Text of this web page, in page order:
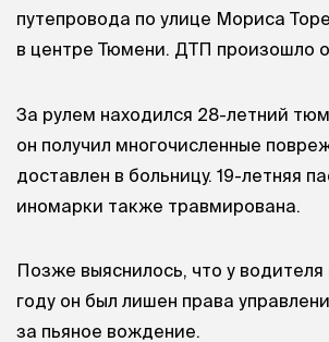
путепровода по улице Мориса
в центре Тюмени. ДТП произошло
За рулем находился 28-летний
он получил многочисленные
доставлен в больницу. 19-летняя
иномарки также травмирована.
Позже выяснилось, что у водителя
году он был лишен права
за пьяное вождение.